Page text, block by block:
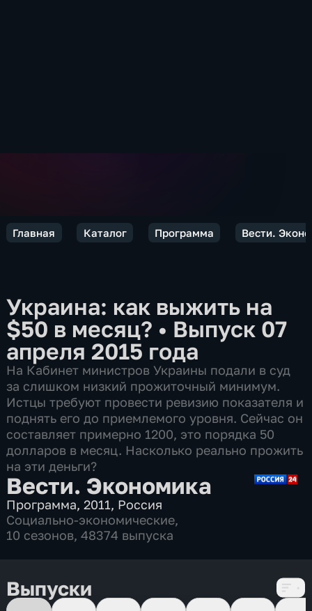
Главная Каталог Программа Вести.
Украина: как выжить на
$50 в месяц? • Выпуск 07
апреля 2015 года
На Кабинет министров Украины подали в суд
за слишком низкий прожиточный минимум.
Истцы требуют провести ревизию показателя и
поднять его до приемлемого уровня. Сейчас он
составляет примерно 1200, это порядка 50
долларов в месяц. Насколько реально прожить
на эти деньги?
Вести. Экономика
Программа,2011, Россия
Социально-экономические,
10 сезонов, 48374 выпуска
Выпуски